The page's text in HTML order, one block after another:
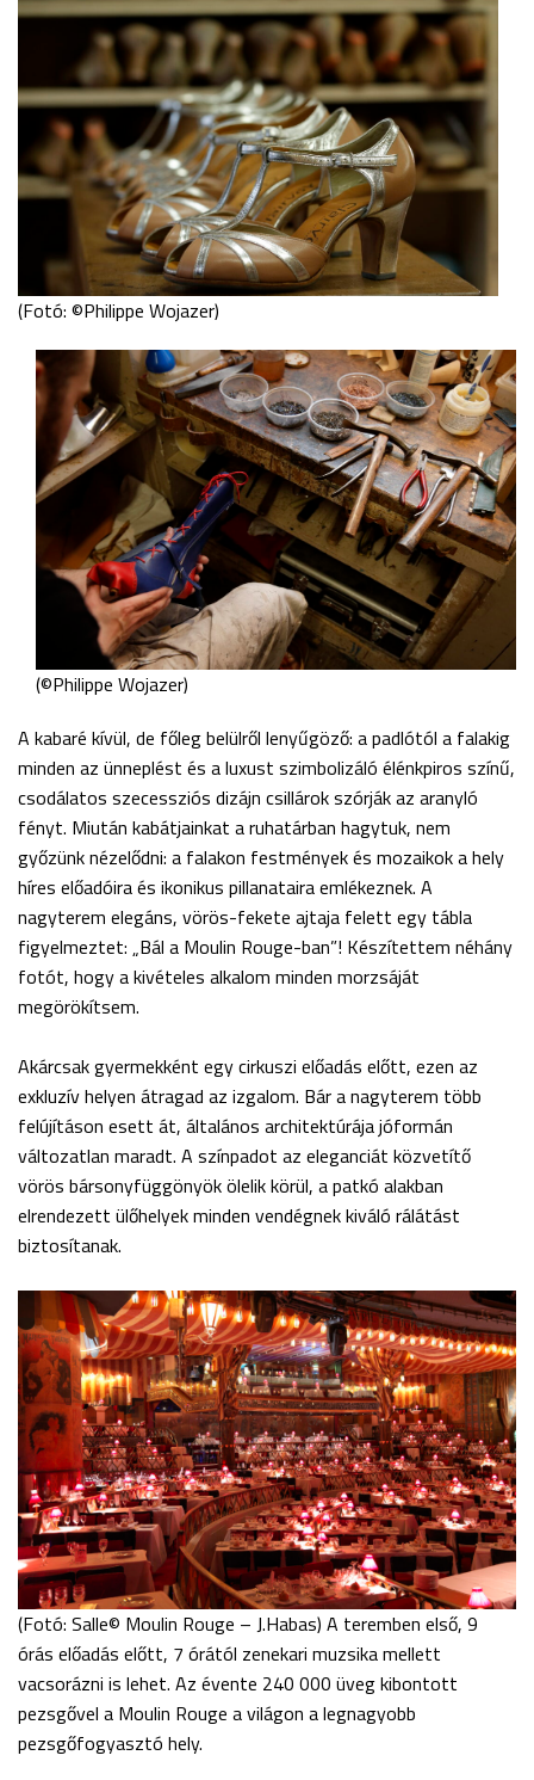
(Fotó: ©Philippe Wojazer)
(©Philippe Wojazer)
A kabaré kívül, de főleg belülről lenyűgöző: a padlótól a falakig
minden az ünneplést és a luxust szimbolizáló élénkpiros színű,
csodálatos szecessziós dizájn csillárok szórják az aranyló
fényt. Miután kabátjainkat a ruhatárban hagytuk, nem
győzünk nézelődni: a falakon festmények és mozaikok a hely
híres előadóira és ikonikus pillanataira emlékeznek. A
nagyterem elegáns, vörös-fekete ajtaja felett egy tábla
figyelmeztet: „Bál a Moulin Rouge-ban”! Készítettem néhány
fotót, hogy a kivételes alkalom minden morzsáját
megörökítsem.
Akárcsak gyermekként egy cirkuszi előadás előtt, ezen az
exkluzív helyen átragad az izgalom. Bár a nagyterem több
felújításon esett át, általános architektúrája jóformán
változatlan maradt. A színpadot az eleganciát közvetítő
vörös bársonyfüggönyök ölelik körül, a patkó alakban
elrendezett ülőhelyek minden vendégnek kiváló rálátást
biztosítanak.
(Fotó: Salle© Moulin Rouge – J.Habas) A teremben első, 9
órás előadás előtt, 7 órától zenekari muzsika mellett
vacsorázni is lehet. Az évente 240 000 üveg kibontott
pezsgővel a Moulin Rouge a világon a legnagyobb
pezsgőfogyasztó hely.